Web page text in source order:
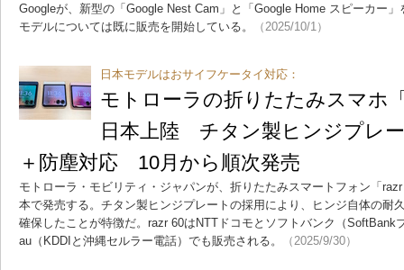
Googleが、新型の「Google Nest Cam」と「Google Home スピーカー
モデルについては既に販売を開始している。
（2025/10/1）
日本モデルはおサイフケータイ対応：
モトローラの折りたたみスマホ
日本上陸 チタン製ヒンジプレ
＋防塵対応 10月から順次発売
モトローラ・モビリティ・ジャパンが、折りたたみスマートフォン「
本で発売する。チタン製ヒンジプレートの採用により、ヒンジ自体の耐
確保したことが特徴だ。razr 60はNTTドコモとソフトバンク（SoftBank
au（KDDIと沖縄セルラー電話）でも販売される。
（2025/9/30）